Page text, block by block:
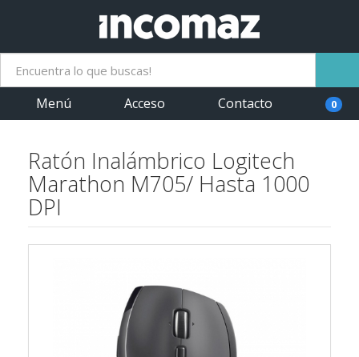
Menú Acceso Contacto 0
Ratón Inalámbrico Logitech
Marathon M705/ Hasta 1000
DPI